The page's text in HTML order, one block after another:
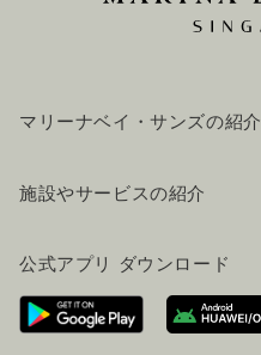
マリーナベイ・サンズの紹介
採用情報
お問い合わせ
施設やサービスの紹介
ご来場にあたって
ホテルへのアクセス
ビジター向けサービス
公式アプリ ダウンロード